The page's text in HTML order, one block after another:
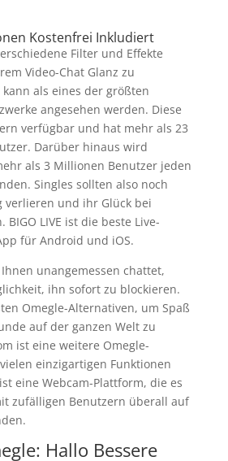
Kostenfrei Inkludiert
Filter und Effekte
Video-Chat Glanz zu
als eines der größten
angesehen werden. Diese
verfügbar und hat mehr als 23
Darüber hinaus wird
als 3 Millionen Benutzer jeden
Singles sollten also noch
verlieren und ihr Glück bei
BIGO LIVE ist die beste Live-
für Android und iOS.
unangemessen chattet,
ihn sofort zu blockieren.
Omegle-Alternativen, um Spaß
auf der ganzen Welt zu
ist eine weitere Omegle-
einzigartigen Funktionen
eine Webcam-Plattform, die es
zufälligen Benutzern überall auf
Hallo Bessere